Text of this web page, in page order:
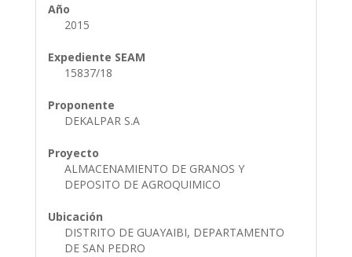
Año
2015
Expediente SEAM
15837/18
Proponente
DEKALPAR S.A
Proyecto
ALMACENAMIENTO DE GRANOS Y
DEPOSITO DE AGROQUIMICO
Ubicación
DISTRITO DE GUAYAIBI, DEPARTAMENTO
DE SAN PEDRO